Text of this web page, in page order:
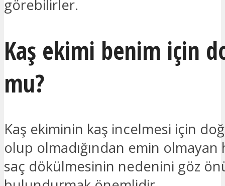
görebilirler.
Kaş ekimi benim için
mu?
Kaş ekiminin kaş incelmesi için
olup olmadığından emin
saç dökülmesinin nedenini göz